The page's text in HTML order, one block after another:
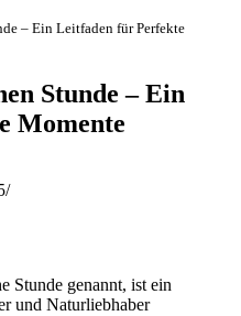
– Ein Leitfaden für Perfekte
Stunde – Ein
Momente
Stunde genannt, ist ein
und Naturliebhaber